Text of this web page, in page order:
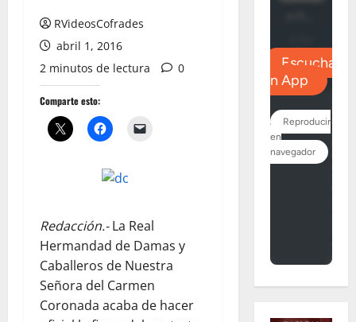
RVideosCofrades
abril 1, 2016
2 minutos de lectura
0
Comparte esto:
Redacción.-La Real
Hermandad de Damas y
Caballeros de Nuestra
Señora del Carmen
Coronada acaba de hacer